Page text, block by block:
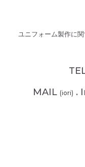
ユニフォーム製作に
MAIL (iori) .